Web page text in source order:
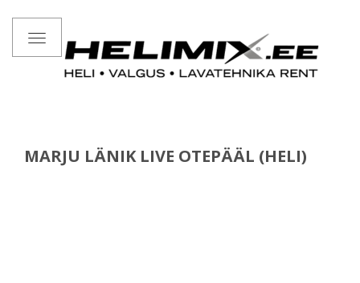
Toggle
navigation
MARJU LÄNIK LIVE OTEPÄÄL (HELI)